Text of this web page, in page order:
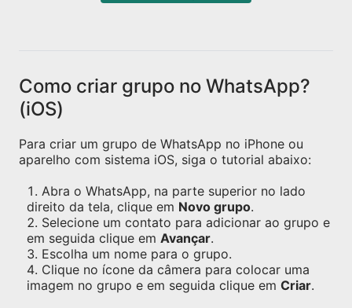
Como criar grupo no WhatsApp?
(iOS)
Para criar um grupo de WhatsApp no iPhone ou
aparelho com sistema iOS, siga o tutorial abaixo:
Abra o WhatsApp, na parte superior no lado
direito da tela, clique em Novo grupo.
Selecione um contato para adicionar ao grupo e
em seguida clique em Avançar.
Escolha um nome para o grupo.
Clique no ícone da câmera para colocar uma
imagem no grupo e em seguida clique em Criar.